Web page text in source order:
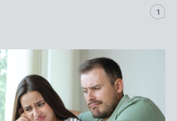
1